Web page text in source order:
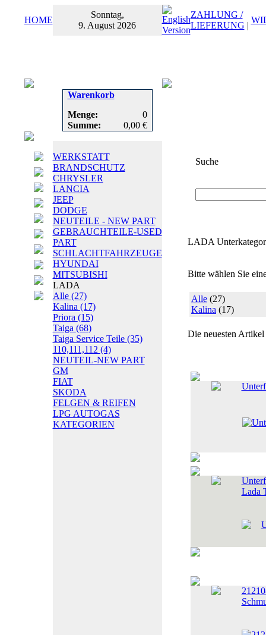
HOME
Sonntag,
9. August 2026
ZAHLUNG /
LIEFERUNG |
Warenkorb
Menge:
0
Summe:
0,00 €
WERKSTATT
BRANDSCHUTZ
CHRYSLER
LANCIA
JEEP
DODGE
NEUTEILE - NEW PART
GEBRAUCHTEILE-USED
PART
SCHLACHTFAHRZEUGE
HYUNDAI
MITSUBISHI
LADA
Alle (27)
Kalina (17)
Priora (15)
Taiga (68)
Taiga Service Teile (35)
110,111,112 (4)
NEUTEIL-NEW PART
GM
FIAT
SKODA
FELGEN & REIFEN
LPG AUTOGAS
KATEGORIEN
Suche
LADA
Bitte wählen Sie
Alle (27)
Kalina (17)
Die neuesten
Lada